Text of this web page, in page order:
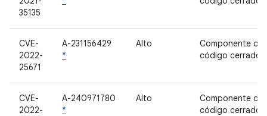
35135
CVE-
2022-
25671
A-231156429
*
Alto
Componente de
código cerrado
CVE-
2022-
A-240971780
*
Alto
Componente de
código cerrado